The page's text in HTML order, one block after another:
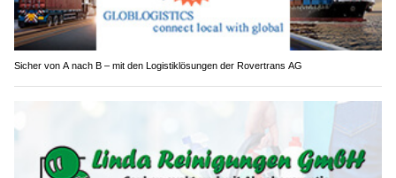
Sicher von A nach B – mit den Logistiklösungen der Rovertrans AG